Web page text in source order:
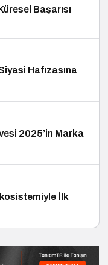
Başarısı
Hafızasına
2025’in Marka
İlk